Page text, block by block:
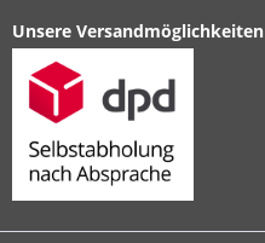
Unsere Versandmöglichkeiten